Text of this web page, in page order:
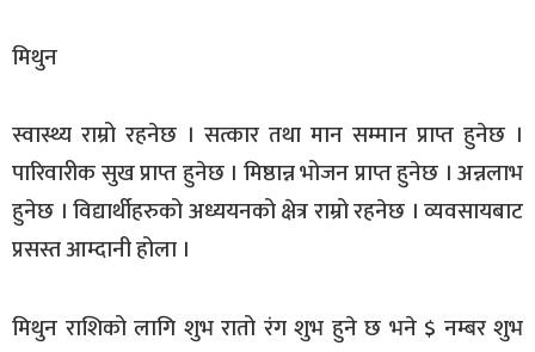
मिथुन
स्वास्थ्य राम्रो रहनेछ । सत्कार तथा मान सम्मान प्राप्त हुनेछ ।
पारिवारीक सुख प्राप्त हुनेछ । मिष्ठान्न भोजन प्राप्त हुनेछ । अन्नलाभ
हुनेछ । विद्यार्थीहरुको अध्ययनको क्षेत्र राम्रो रहनेछ । व्यवसायबाट
प्रसस्त आम्दानी होला ।
मिथुन राशिको लागि शुभ रातो रंग शुभ हुने छ भने $ नम्बर शुभ